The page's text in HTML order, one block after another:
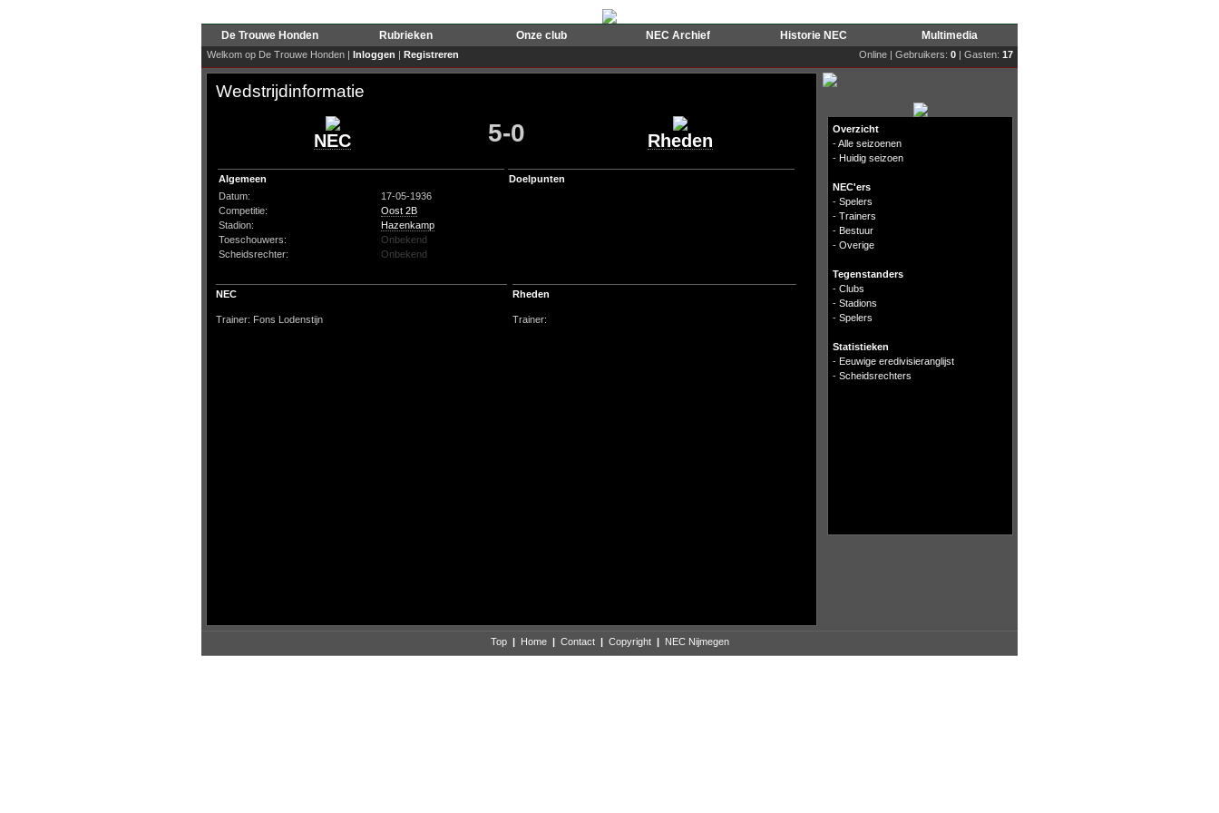
De Trouwe Honden Rubrieken Onze club NEC Archief Historie NEC Multimedia
Welkom op De Trouwe Honden | Inloggen | Registreren Online | Gebruikers: 0 | Gasten: 17
Wedstrijdinformatie
NEC 5-0 Rheden
Algemeen
Datum:
17-05-1936
Competitie:
Oost 2B
Stadion:
Hazenkamp
Toeschouwers:
Onbekend
Scheidsrechter:
Onbekend
Doelpunten
NEC Rheden
Trainer: Fons Lodenstijn Trainer:
Overzicht
-Alle seizoenen
- Huidig seizoen
NEC'ers
- Spelers
- Trainers
- Bestuur
- Overige
Tegenstanders
- Clubs
- Stadions
- Spelers
Statistieken
- Eeuwige eredivisieranglijst
- Scheidsrechters
Top | Home | Contact | Copyright | NEC Nijmegen